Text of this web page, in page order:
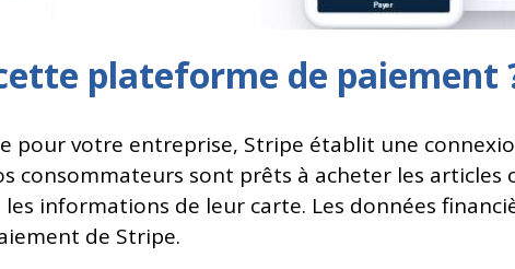
plateforme de paiement
pour votre entreprise, Stripe établit une
consommateurs sont prêts à acheter les articles
informations de leur carte. Les données
de Stripe.